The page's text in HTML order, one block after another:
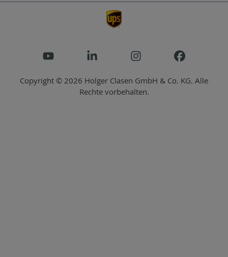
Copyright © 2026 Holger Clasen GmbH & Co. KG. Alle
Rechte vorbehalten.